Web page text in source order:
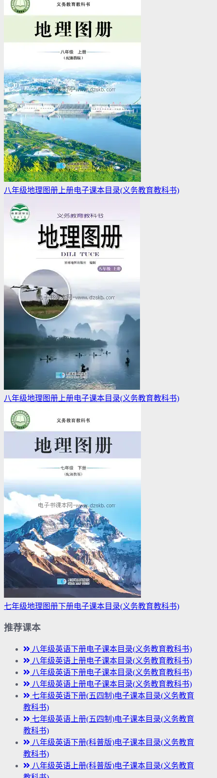
八年级地理图册上册电子课本目录(义务教育教科书)
八年级地理图册上册电子课本目录(义务教育教科书)
七年级地理图册下册电子课本目录(义务教育教科书)
推荐课本
八年级英语下册电子课本目录(义务教育教科书)
八年级英语上册电子课本目录(义务教育教科书)
八年级英语下册电子课本目录(义务教育教科书)
八年级英语上册电子课本目录(义务教育教科书)
七年级英语下册(五四制)电子课本目录(义务教育
教科书)
七年级英语上册(五四制)电子课本目录(义务教育
教科书)
八年级英语下册(科普版)电子课本目录(义务教育
教科书)
八年级英语上册(科普版)电子课本目录(义务教育